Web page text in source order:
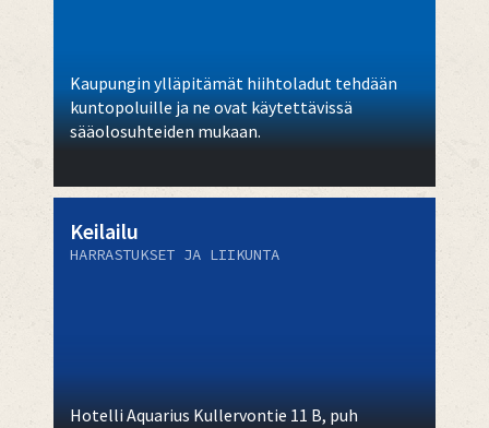
Kaupungin ylläpitämät hiihtoladut tehdään
kuntopoluille ja ne ovat käytettävissä
sääolosuhteiden mukaan.
Keilailu
HARRASTUKSET JA LIIKUNTA
Hotelli Aquarius Kullervontie 11 B, puh